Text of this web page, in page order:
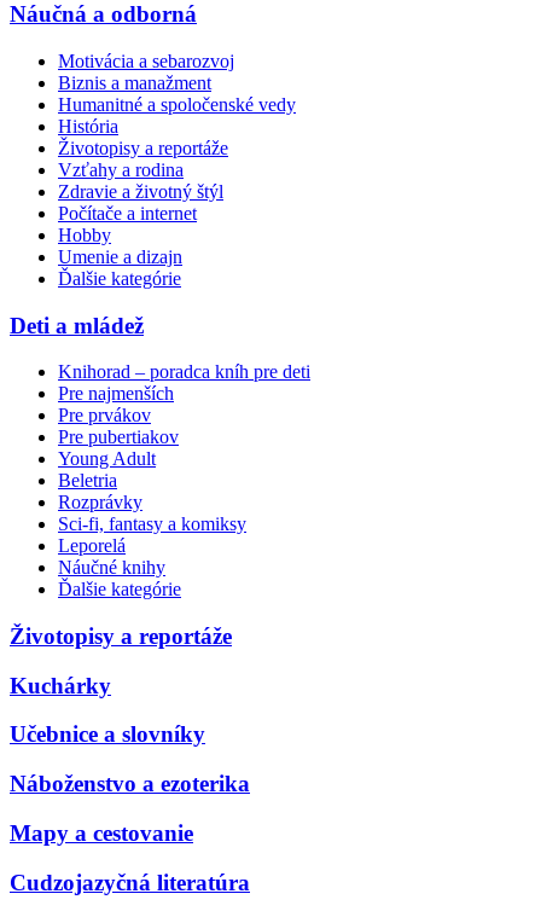
Náučná a odborná
Motivácia a sebarozvoj
Biznis a manažment
Humanitné a spoločenské vedy
História
Životopisy a reportáže
Vzťahy a rodina
Zdravie a životný štýl
Počítače a internet
Hobby
Umenie a dizajn
Ďalšie kategórie
Deti a mládež
Knihorad – poradca kníh pre deti
Pre najmenších
Pre prvákov
Pre pubertiakov
Young Adult
Beletria
Rozprávky
Sci-fi, fantasy a komiksy
Leporelá
Náučné knihy
Ďalšie kategórie
Životopisy a reportáže
Kuchárky
Učebnice a slovníky
Náboženstvo a ezoterika
Mapy a cestovanie
Cudzojazyčná literatúra